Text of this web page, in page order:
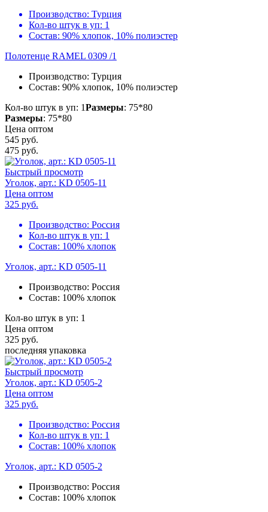
Производство: Турция
Кол-во штук в уп: 1
Состав: 90% хлопок, 10% полиэстер
Полотенце RAMEL 0309 /1
Производство: Турция
Состав: 90% хлопок, 10% полиэстер
Кол-во штук в уп: 1Размеры: 75*80
Размеры: 75*80
Цена оптом
545 руб.
475 руб.
Быстрый просмотр
Уголок, арт.: KD 0505-11
Цена оптом
325 руб.
Производство: Россия
Кол-во штук в уп: 1
Состав: 100% хлопок
Уголок, арт.: KD 0505-11
Производство: Россия
Состав: 100% хлопок
Кол-во штук в уп: 1
Цена оптом
325 руб.
последняя упаковка
Быстрый просмотр
Уголок, арт.: KD 0505-2
Цена оптом
325 руб.
Производство: Россия
Кол-во штук в уп: 1
Состав: 100% хлопок
Уголок, арт.: KD 0505-2
Производство: Россия
Состав: 100% хлопок